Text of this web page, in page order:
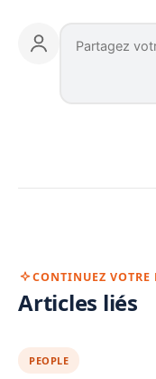
CONTINUEZ VOTRE
Articles liés
PEOPLE